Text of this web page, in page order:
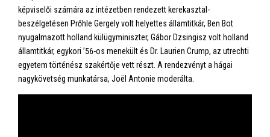
képviselői számára az intézetben rendezett kerekasztal-
beszélgetésen Prőhle Gergely volt helyettes államtitkár, Ben Bot
nyugalmazott holland külügyminiszter, Gábor Dzsingisz volt holland
államtitkár, egykori ’56-os menekült és Dr. Laurien Crump, az utrechti
egyetem történész szakértője vett részt. A rendezvényt a hágai
nagykövetség munkatársa, Joël Antonie moderálta.